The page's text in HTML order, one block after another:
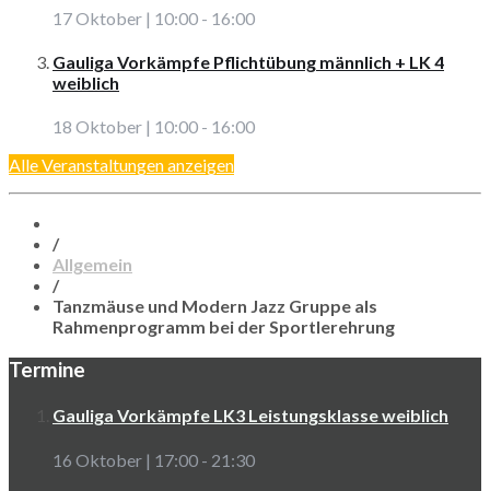
17 Oktober | 10:00 - 16:00
Gauliga Vorkämpfe Pflichtübung männlich + LK 4
weiblich
18 Oktober | 10:00 - 16:00
Alle Veranstaltungen anzeigen
/
Allgemein
/
Tanzmäuse und Modern Jazz Gruppe als
Rahmenprogramm bei der Sportlerehrung
Termine
Gauliga Vorkämpfe LK3 Leistungsklasse weiblich
16 Oktober | 17:00 - 21:30